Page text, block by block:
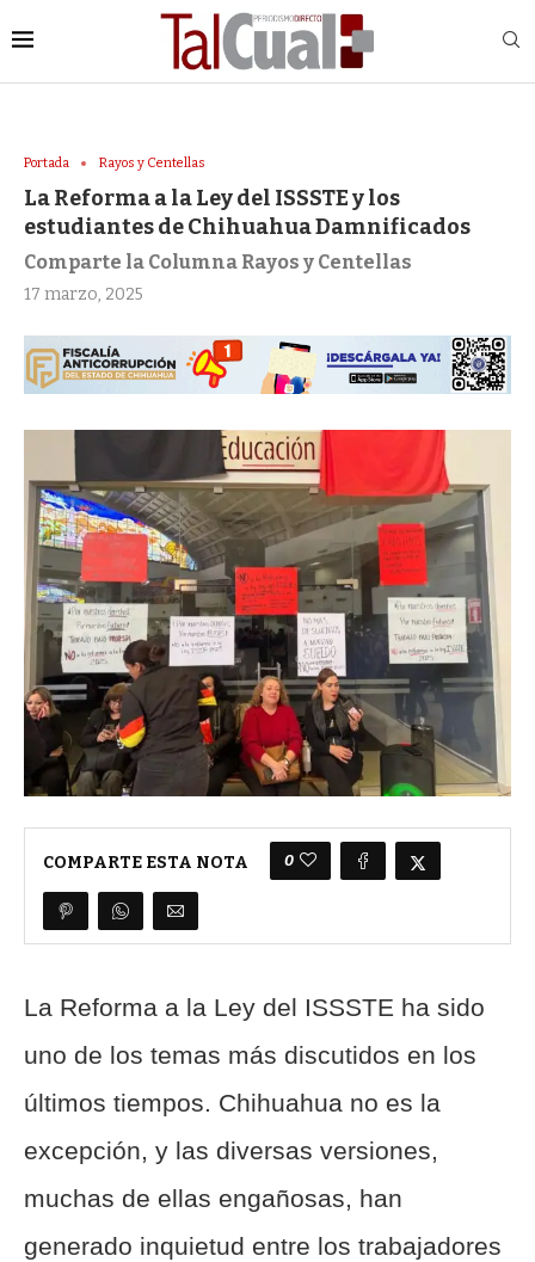
Portada Rayos y Centellas
La Reforma a la Ley del ISSSTE y los
estudiantes de Chihuahua Damnificados
Comparte la Columna Rayos y Centellas
17 marzo, 2025
COMPARTE ESTA NOTA 0
La Reforma a la Ley del ISSSTE ha sido
uno de los temas más discutidos en los
últimos tiempos. Chihuahua no es la
excepción, y las diversas versiones,
muchas de ellas engañosas, han
generado inquietud entre los trabajadores